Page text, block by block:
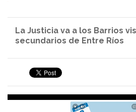
La Justicia va a los Barrios
secundarios de Entre Ríos